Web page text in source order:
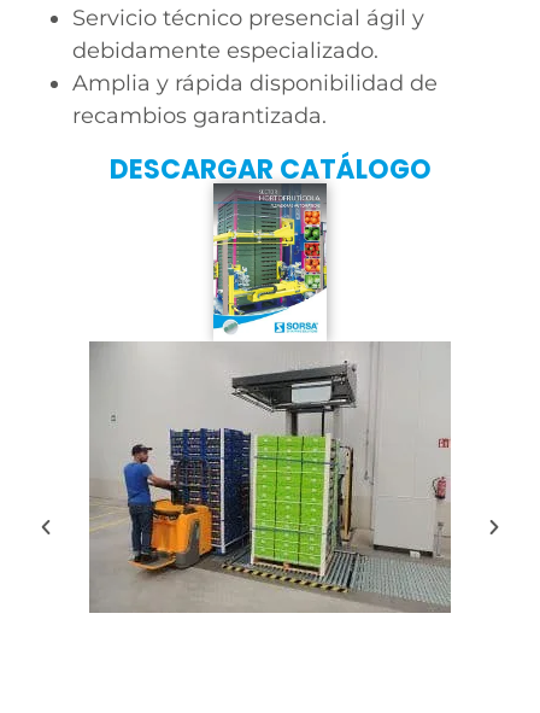
Servicio técnico presencial ágil y
debidamente especializado.
Amplia y rápida disponibilidad de
recambios garantizada.
DESCARGAR CATÁLOGO